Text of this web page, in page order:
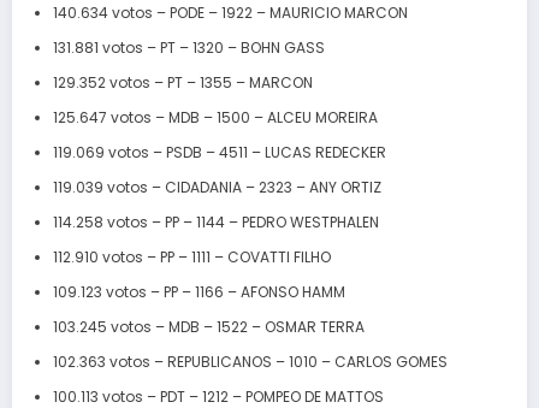
140.634 votos – PODE – 1922 – MAURICIO MARCON
131.881 votos – PT – 1320 – BOHN GASS
129.352 votos – PT – 1355 – MARCON
125.647 votos – MDB – 1500 – ALCEU MOREIRA
119.069 votos – PSDB – 4511 – LUCAS REDECKER
119.039 votos – CIDADANIA – 2323 – ANY ORTIZ
114.258 votos – PP – 1144 – PEDRO WESTPHALEN
112.910 votos – PP – 1111 – COVATTI FILHO
109.123 votos – PP – 1166 – AFONSO HAMM
103.245 votos – MDB – 1522 – OSMAR TERRA
102.363 votos – REPUBLICANOS – 1010 – CARLOS GOMES
100.113 votos – PDT – 1212 – POMPEO DE MATTOS